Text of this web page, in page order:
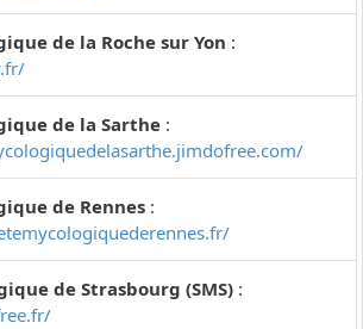
de la Roche sur Yon :
de la Sarthe :
de Rennes :
de Strasbourg (SMS) :